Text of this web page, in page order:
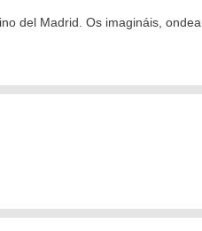
del Madrid. Os imagináis,